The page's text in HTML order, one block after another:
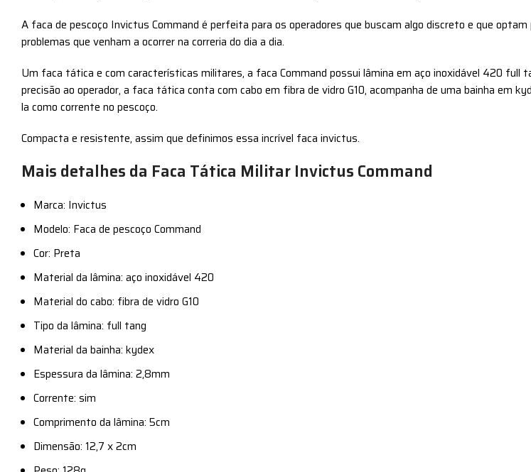
A faca de pescoço Invictus Command é perfeita para os operadores que buscam algo discreto e que
problemas que venham a ocorrer na correria do dia a dia.
Um faca tática e com características militares, a faca Command possui lâmina em aço inoxidável 420 full
precisão ao operador, a faca tática conta com cabo em fibra de vidro G10, acompanha de uma bainha em
la como corrente no pescoço.
Compacta e resistente, assim que definimos essa incrível faca invictus.
Mais detalhes da Faca Tática Militar Invictus Command
Marca: Invictus
Modelo: Faca de pescoço Command
Cor: Preta
Material da lâmina: aço inoxidável 420
Material do cabo: fibra de vidro G10
Tipo da lâmina: full tang
Material da bainha: kydex
Espessura da lâmina: 2,8mm
Corrente: sim
Comprimento da lâmina: 5cm
Dimensão: 12,7 x 2cm